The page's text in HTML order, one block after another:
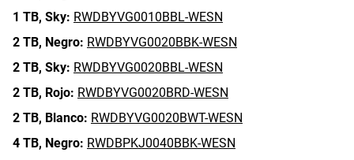
1 TB, Sky: RWDBYVG0010BBL-WESN
2 TB, Negro: RWDBYVG0020BBK-WESN
2 TB, Sky: RWDBYVG0020BBL-WESN
2 TB, Rojo: RWDBYVG0020BRD-WESN
2 TB, Blanco: RWDBYVG0020BWT-WESN
4 TB, Negro: RWDBPKJ0040BBK-WESN